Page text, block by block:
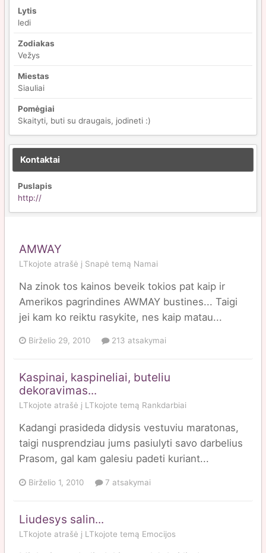
Lytis
ledi
Zodiakas
Vežys
Miestas
Siauliai
Pomėgiai
Skaityti, buti su draugais, jodineti :)
Kontaktai
Puslapis
http://
AMWAY
LTkojote atrašė į Snapė temą Namai
Na zinok tos kainos beveik tokios pat kaip ir
Amerikos pagrindines AWMAY bustines... Taigi
jei kam ko reiktu rasykite, nes kaip matau...
Birželio 29, 2010 213 atsakymai
Kaspinai, kaspineliai, buteliu
dekoravimas...
LTkojote atrašė į LTkojote temą Rankdarbiai
Kadangi prasideda didysis vestuviu maratonas,
taigi nusprendziau jums pasiulyti savo darbelius
Prasom, gal kam galesiu padeti kuriant...
Birželio 1, 2010 7 atsakymai
Liudesys salin...
LTkojote atrašė į LTkojote temą Emocijos